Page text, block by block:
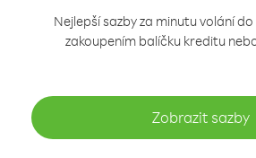
Nejlepší sazby za minutu volání
zakoupením balíčku kreditu
Zobrazit sazby